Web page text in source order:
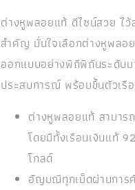
ต่างหูพลอยแท้ ดีไซน์สวย ไ
สำคัญ มั่นใจเลือกต่างหูพลอ
ออกแบบอย่างพิถีพิถันระดับ
ประสบการณ์ พร้อมขึ้นตัวเรื
ต่างหูพลอยแท้ สามาร
โดยมีทั้งเรือนเงินแท้
โกลด์
อัญมณีทุกเม็ดผ่านการ